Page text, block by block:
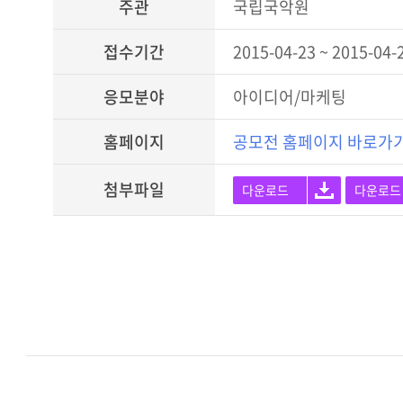
주관
국립국악원
접수기간
2015-04-23 ~ 2015-04-
응모분야
아이디어/마케팅
홈페이지
공모전 홈페이지 바로가
첨부파일
다운로드 다운로드